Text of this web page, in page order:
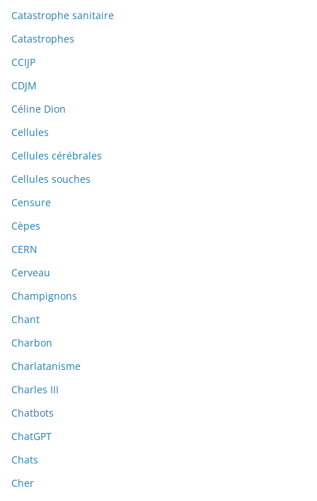
Catastrophe sanitaire
Catastrophes
CCIJP
CDJM
Céline Dion
Cellules
Cellules cérébrales
Cellules souches
Censure
Cèpes
CERN
Cerveau
Champignons
Chant
Charbon
Charlatanisme
Charles III
Chatbots
ChatGPT
Chats
Cher